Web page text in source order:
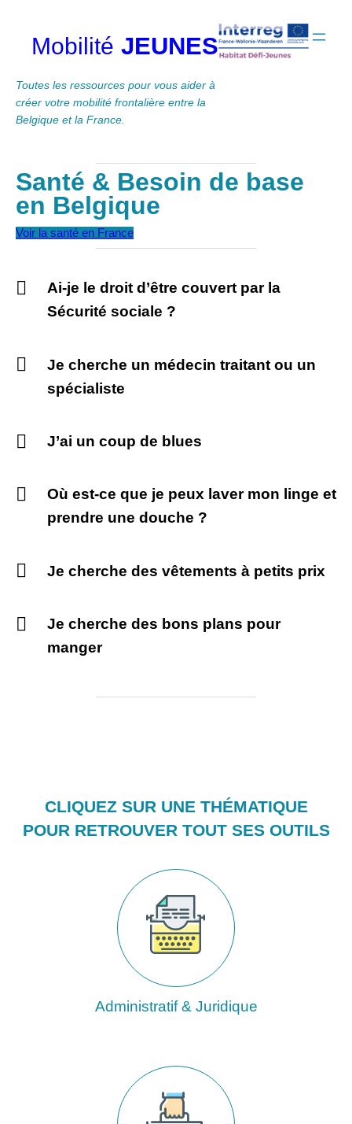
contenuMobilité JEUNES
Toutes les ressources pour vous aider à
créer votre mobilité frontalière entre la
Belgique et la France.
Santé & Besoin de base
en Belgique
Voir la santé en France
Ai-je le droit d’être couvert par la
Sécurité sociale ?
Je cherche un médecin traitant ou un
spécialiste
J’ai un coup de blues
Où est-ce que je peux laver mon linge et
prendre une douche ?
Je cherche des vêtements à petits prix
Je cherche des bons plans pour
manger
CLIQUEZ SUR UNE THÉMATIQUE
POUR RETROUVER TOUT SES OUTILS
Administratif & Juridique